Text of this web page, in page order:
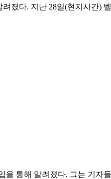
졌다. 지난 28일(현지시간)
통해 알려졌다. 그는 기자